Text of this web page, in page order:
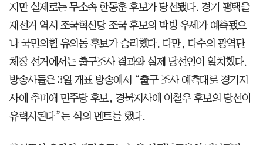
지만 실제로는 무소속 한동훈 후보가 당선됐다. 경기 평택을
재선거 역시 조국혁신당 조국 후보의 박빙 우세가 예측됐으
나 국민의힘 유의동 후보가 승리했다. 다만, 다수의 광역단
체장 선거에서는 출구조사 결과와 실제 당선인이 일치했다.
방송사들은 3일 개표 방송에서 “출구 조사 예측대로 경기지
사에 추미애 민주당 후보, 경북지사에 이철우 후보의 당선이
유력시된다”는 식의 멘트를 했다.